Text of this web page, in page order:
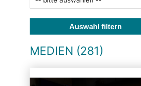
Auswahl filtern
MEDIEN (281)